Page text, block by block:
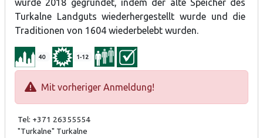
wurde 2018 gegründet, indem der alte Speicher des
Turkalne Landguts wiederhergestellt wurde und die
Traditionen von 1604 wiederbelebt wurden.
40 1-12
Mit vorheriger Anmeldung!
Tel: +371 26355554
"Turkalne" Turkalne